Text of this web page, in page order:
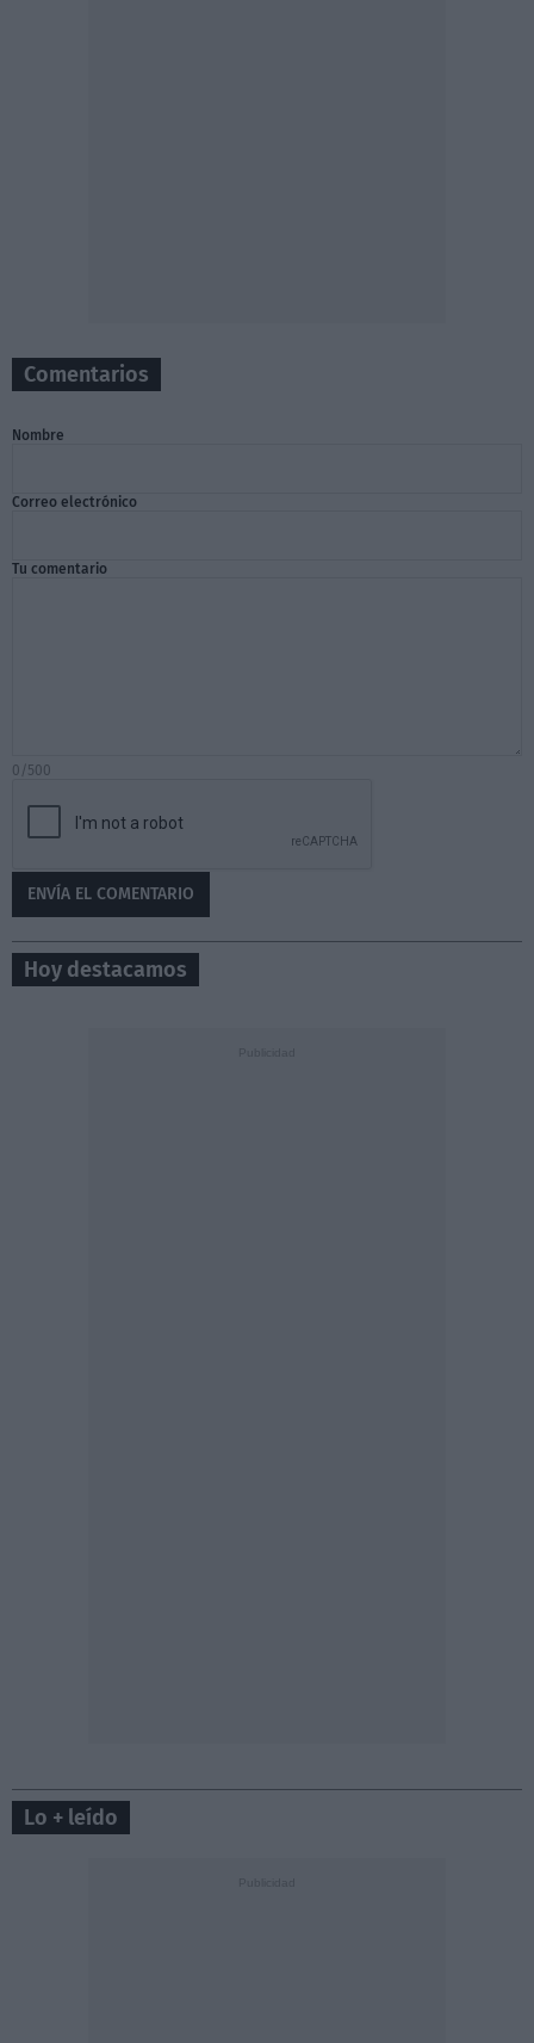
Comentarios
Nombre
Correo electrónico
Tu comentario
0/500
Hoy destacamos
Lo + leído